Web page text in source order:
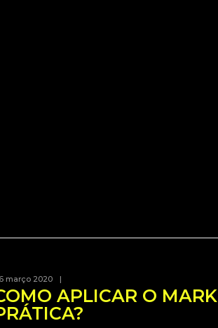
março 2020 |
APLICAR O